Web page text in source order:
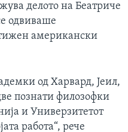
делото на Беатриче
одвиваше
американски
од Харвард, Јеил,
познати филозофки
и Универзитетот
работа“, рече